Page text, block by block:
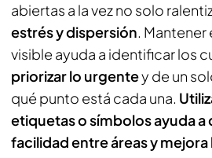
abiertas a la vez no solo
estrés y dispersión. Mantener
visible ayuda a identificar los
priorizar lo urgentey de un
qué punto está cada una.
etiquetas o símbolos ayuda a
facilidad entre áreas y